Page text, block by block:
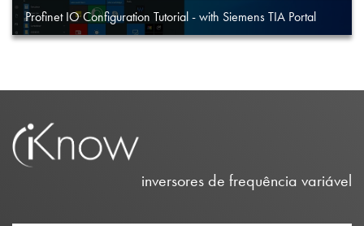
Profinet IO Configuration Tutorial - with Siemens TIA Portal
inversores de frequência variável